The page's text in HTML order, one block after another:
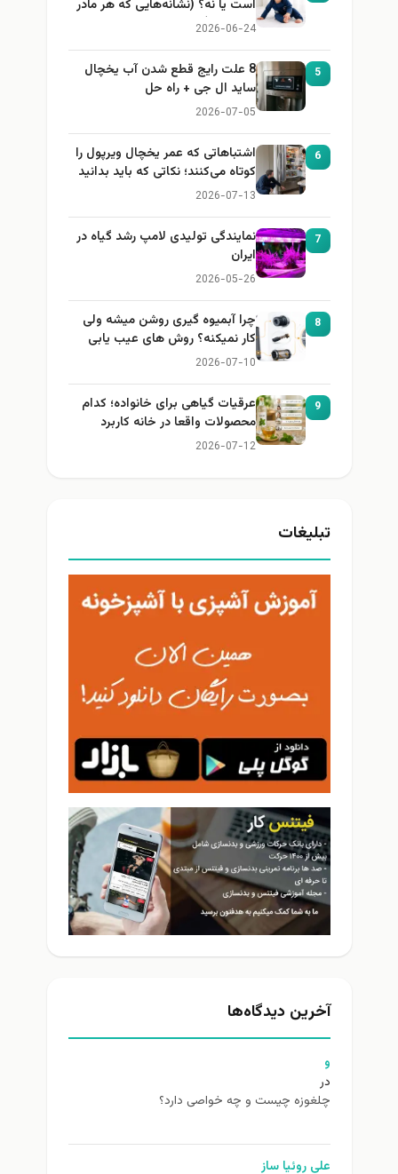
است یا نه؟ (نشانه‌هایی که هر مادر
باید بداند)
2026-06-24
5
8 علت رایج قطع شدن آب یخچال
ساید ال جی + راه حل
2026-07-05
6
اشتباهاتی که عمر یخچال ویرپول را
کوتاه می‌کنند؛ نکاتی که باید بدانید
2026-07-13
7
نمایندگی تولیدی لامپ رشد گیاه در
ایران
2026-05-26
8
چرا آبمیوه گیری روشن میشه ولی
کار نمیکنه؟ روش های عیب یابی
2026-07-10
9
عرقیات گیاهی برای خانواده؛ کدام
محصولات واقعا در خانه کاربرد
دارند؟
2026-07-12
تبلیغات
آخرین دیدگاه‌ها
و
در
چلغوزه چیست و چه خواصی دارد؟
علی روئیا ساز